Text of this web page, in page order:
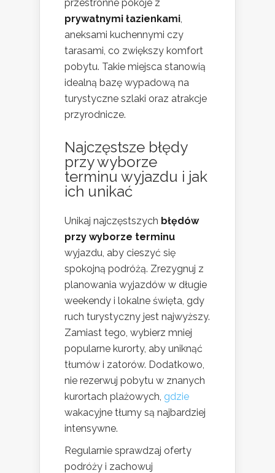
przestronne pokoje z
prywatnymi łazienkami
aneksami kuchennymi czy
tarasami, co zwiększy komfort
pobytu. Takie miejsca stanowią
idealną bazę wypadową na
turystyczne szlaki oraz atrakcje
przyrodnicze.
Najczęstsze błędy
przy wyborze
terminu wyjazdu i jak
ich unikać
Unikaj najczęstszych błędów
przy wyborze terminu
wyjazdu, aby cieszyć się
spokojną podróżą. Zrezygnuj z
planowania wyjazdów w długie
weekendy i lokalne święta, gdy
ruch turystyczny jest najwyższy.
Zamiast tego, wybierz mniej
popularne kurorty, aby uniknąć
tłumów i zatorów. Dodatkowo,
nie rezerwuj pobytu w znanych
kurortach plażowych, gdzie
wakacyjne tłumy są najbardziej
intensywne.
Regularnie sprawdzaj oferty
podróży i zachowuj